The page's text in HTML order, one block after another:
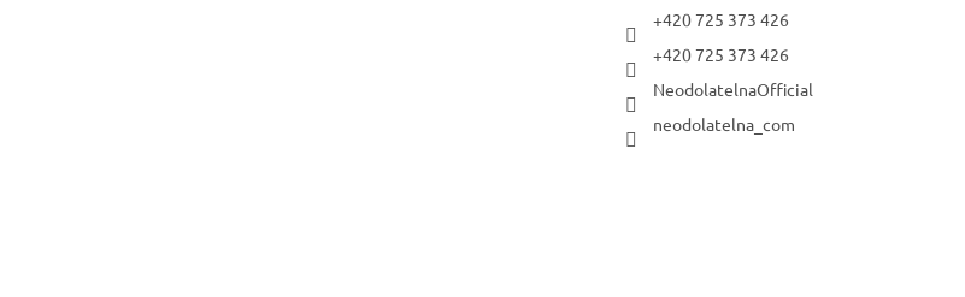
+420 725 373 426
+420 725 373 426
NeodolatelnaOfficial
neodolatelna_com